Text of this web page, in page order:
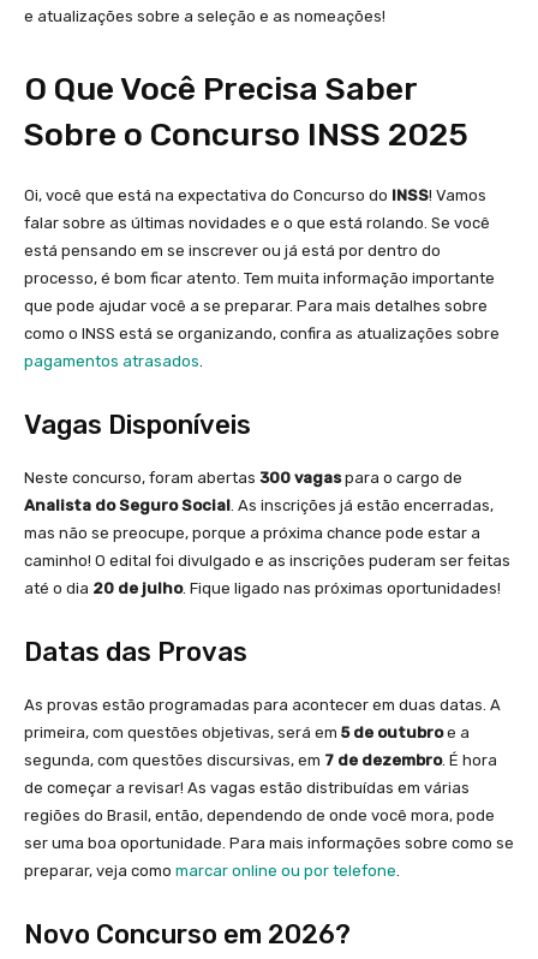
e atualizações sobre a seleção e as nomeações!
O Que Você Precisa Saber
Sobre o Concurso INSS 2025
Oi, você que está na expectativa do Concurso do INSS! Vamos
falar sobre as últimas novidades e o que está rolando. Se você
está pensando em se inscrever ou já está por dentro do
processo, é bom ficar atento. Tem muita informação importante
que pode ajudar você a se preparar. Para mais detalhes sobre
como o INSS está se organizando, confira as atualizações sobre
pagamentos atrasados.
Vagas Disponíveis
Neste concurso, foram abertas 300 vagaspara o cargo de
Analista do Seguro Social. As inscrições já estão encerradas,
mas não se preocupe, porque a próxima chance pode estar a
caminho! O edital foi divulgado e as inscrições puderam ser feitas
até o dia 20 de julho. Fique ligado nas próximas oportunidades!
Datas das Provas
As provas estão programadas para acontecer em duas datas. A
primeira, com questões objetivas, será em 5 de outubroe a
segunda, com questões discursivas, em 7 de dezembro. É hora
de começar a revisar! As vagas estão distribuídas em várias
regiões do Brasil, então, dependendo de onde você mora, pode
ser uma boa oportunidade. Para mais informações sobre como se
preparar, veja como marcar online ou por telefone.
Novo Concurso em 2026?